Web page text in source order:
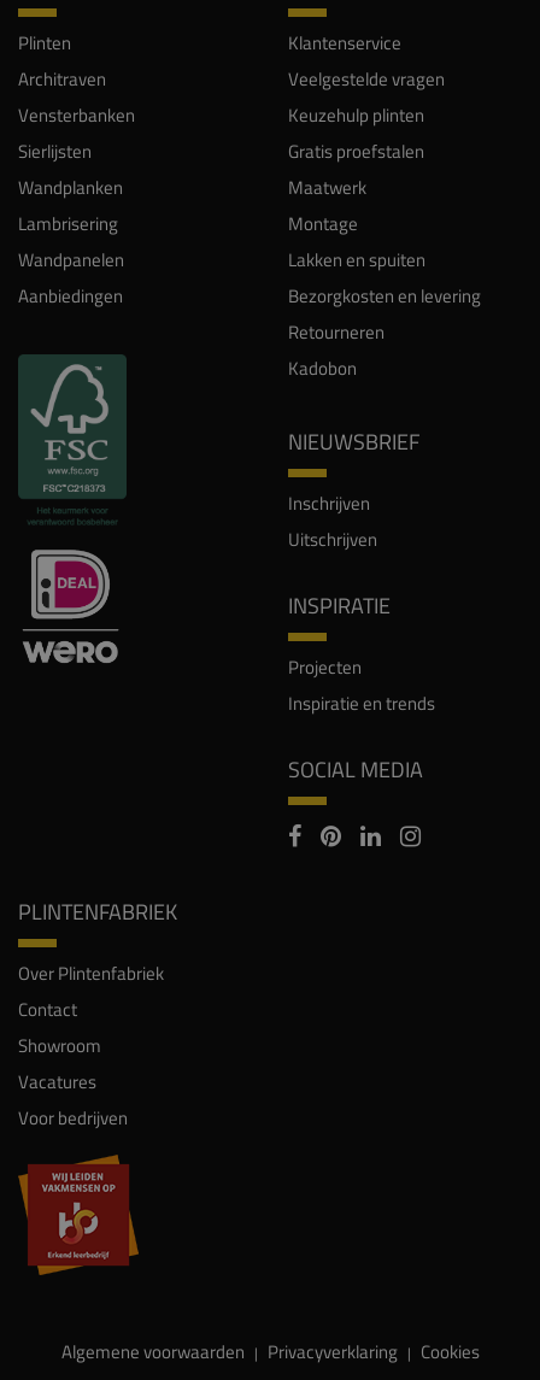
Plinten
Architraven
Vensterbanken
Sierlijsten
Wandplanken
Lambrisering
Wandpanelen
Aanbiedingen
Klantenservice
Veelgestelde vragen
Keuzehulp plinten
Gratis proefstalen
Maatwerk
Montage
Lakken en spuiten
Bezorgkosten en levering
Retourneren
Kadobon
NIEUWSBRIEF
Inschrijven
Uitschrijven
INSPIRATIE
Projecten
Inspiratie en trends
SOCIAL MEDIA
PLINTENFABRIEK
Over Plintenfabriek
Contact
Showroom
Vacatures
Voor bedrijven
Algemene voorwaarden | Privacyverklaring | Cookies